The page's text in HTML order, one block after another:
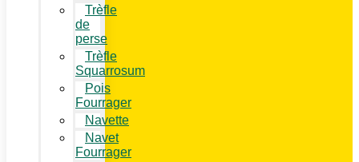
Trèfle
de
perse
Trèfle
Squarrosum
Pois
Fourrager
Navette
Navet
Fourrager